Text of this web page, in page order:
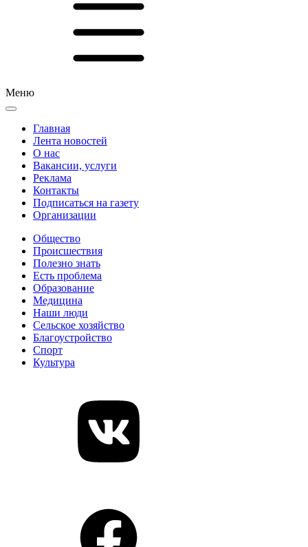
Меню
Главная
Лента новостей
О нас
Вакансии, услуги
Реклама
Контакты
Подписаться на газету
Организации
Общество
Происшествия
Полезно знать
Есть проблема
Образование
Медицина
Наши люди
Сельское хозяйство
Благоустройство
Спорт
Культура